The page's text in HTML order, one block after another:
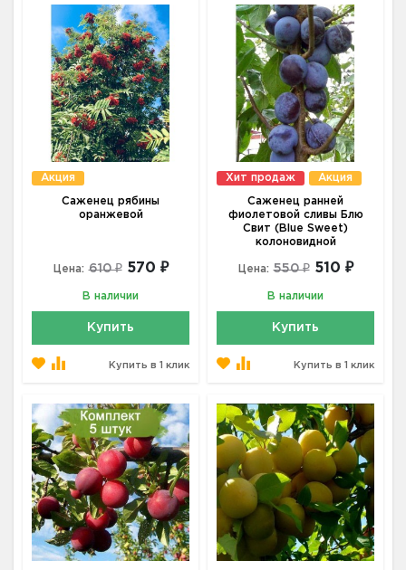
Акция
Саженец рябины
оранжевой
Цена: 610 ₽ 570 ₽
В наличии
Купить
Купить в 1 клик
Хит продаж Акция
Саженец ранней
фиолетовой сливы Блю
Свит (Blue Sweet)
колоновидной
Цена: 550 ₽ 510 ₽
В наличии
Купить
Купить в 1 клик